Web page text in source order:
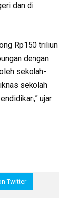
dan di
Rp150 triliun
dengan
sekolah-
sekolah
ujar
Twitter